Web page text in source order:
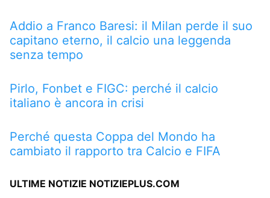
Addio a Franco Baresi: il Milan perde il suo
capitano eterno, il calcio una leggenda
senza tempo
Pirlo, Fonbet e FIGC: perché il calcio
italiano è ancora in crisi
Perché questa Coppa del Mondo ha
cambiato il rapporto tra Calcio e FIFA
ULTIME NOTIZIE NOTIZIEPLUS.COM